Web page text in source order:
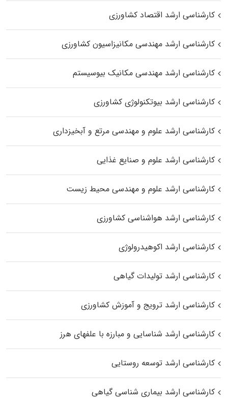
کارشناسی ارشد اقتصاد کشاورزی
کارشناسی ارشد مهندسی مکانیزاسیون کشاورزی
کارشناسی ارشد مهندسی مکانیک بیوسیستم
کارشناسی ارشد بیوتکنولوژی کشاورزی
کارشناسی ارشد علوم و مهندسی مرتع و آبخیزداری
کارشناسی ارشد علوم و صنایع غذایی
کارشناسی ارشد علوم و مهندسی محیط زیست
کارشناسی ارشد هواشناسی کشاورزی
کارشناسی ارشد اکوهیدرولوژی
کارشناسی ارشد تولیدات گیاهی
کارشناسی ارشد ترویج و آموزش کشاورزی
کارشناسی ارشد شناسایی و مبارزه با علفهای هرز
کارشناسی ارشد توسعه روستایی
کارشناسی ارشد بیماری‌ شناسی گیاهی